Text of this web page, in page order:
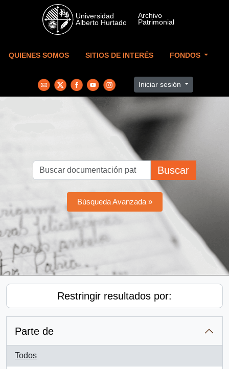
Skip to main content
QUIENES SOMOS SITIOS DE INTERÉS FONDOS
Iniciar sesión
Buscar
Búsqueda Avanzada »
Restringir resultados por:
Parte de
Todos